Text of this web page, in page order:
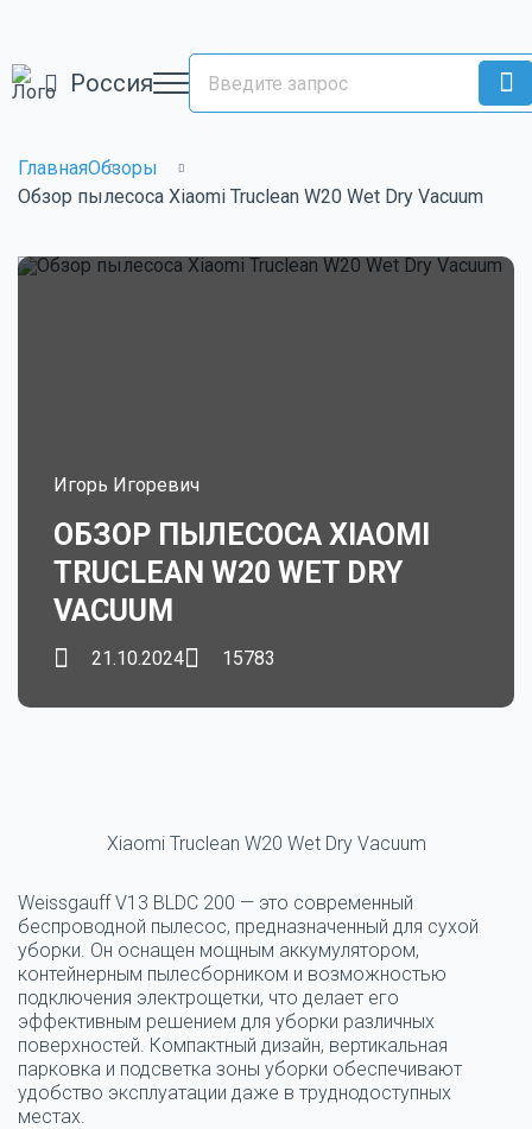
Россия
ГлавнаяОбзоры
Обзор пылесоса Xiaomi Truclean W20 Wet Dry Vacuum
Игорь Игоревич
ОБЗОР ПЫЛЕСОСА XIAOMI
TRUCLEAN W20 WET DRY
VACUUM
21.10.2024 15783
Xiaomi Truclean W20 Wet Dry Vacuum
Weissgauff V13 BLDC 200 — это современный
беспроводной пылесос, предназначенный для сухой
уборки. Он оснащен мощным аккумулятором,
контейнерным пылесборником и возможностью
подключения электрощетки, что делает его
эффективным решением для уборки различных
поверхностей. Компактный дизайн, вертикальная
парковка и подсветка зоны уборки обеспечивают
удобство эксплуатации даже в труднодоступных
местах.